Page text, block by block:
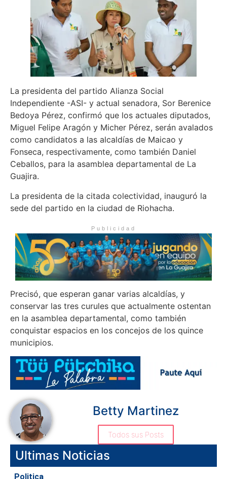
La presidenta del partido Alianza Social
Independiente -ASI- y actual senadora, Sor Berenice
Bedoya Pérez, confirmó que los actuales diputados,
Miguel Felipe Aragón y Micher Pérez, serán avalados
como candidatos a las alcaldías de Maicao y
Fonseca, respectivamente, como también Daniel
Ceballos, para la asamblea departamental de La
Guajira.
La presidenta de la citada colectividad, inauguró la
sede del partido en la ciudad de Riohacha.
Publicidad
Precisó, que esperan ganar varias alcaldías, y
conservar las tres curules que actualmente ostentan
en la asamblea departamental, como también
conquistar espacios en los concejos de los quince
municipios.
Betty Martinez
Todos sus Posts
Ultimas Noticias
Politica